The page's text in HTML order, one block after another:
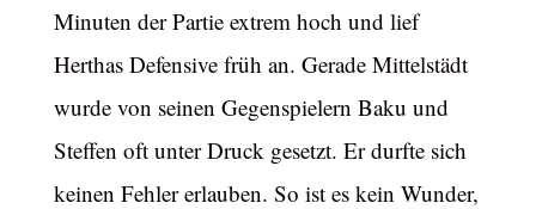
Minuten der Partie extrem hoch und lief
Herthas Defensive früh an. Gerade Mittelstädt
wurde von seinen Gegenspielern Baku und
Steffen oft unter Druck gesetzt. Er durfte sich
keinen Fehler erlauben. So ist es kein Wunder,